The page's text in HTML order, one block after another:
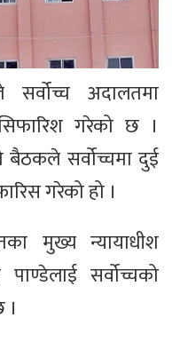
अदालतमा
गरेको छ ।
बैठकले सर्वोच्चमा दुई
गरेको हो ।
मुख्य न्यायाधीश
सर्वोच्चको